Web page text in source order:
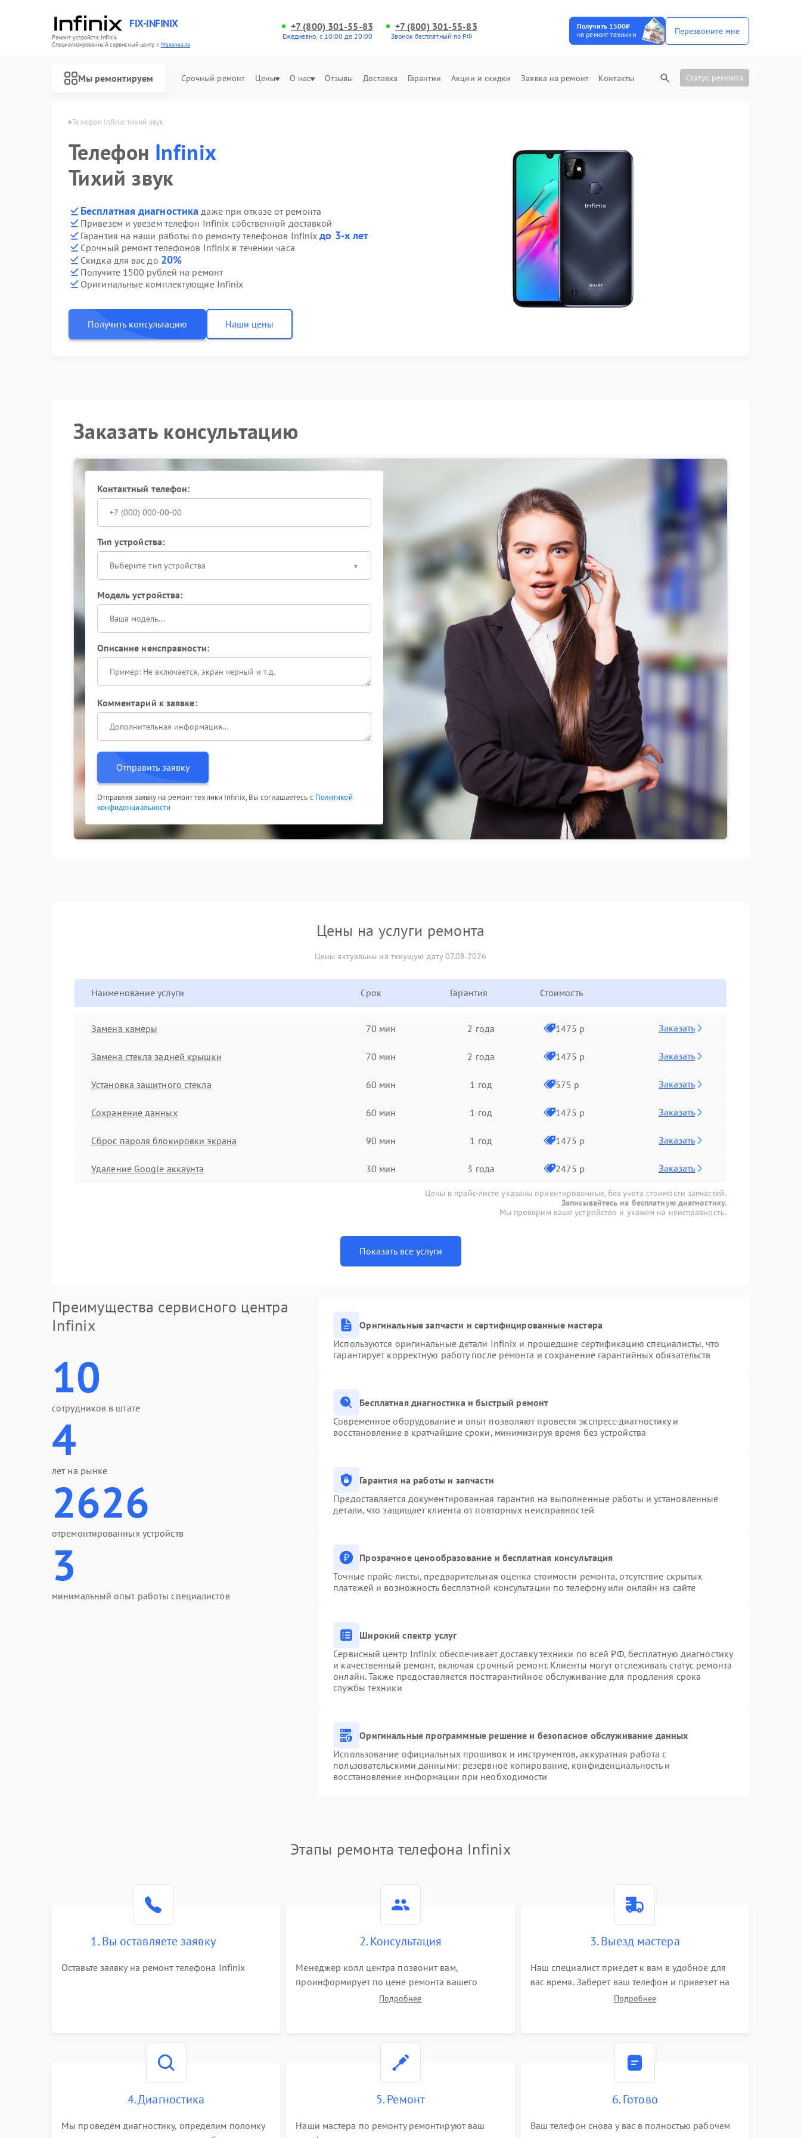
FIX-INFINIX
Ремонт устройств Infinix
Специализированный cервисный центр г.Махачкала
+7 (800) 301-55-83
Ежедневно, с 10:00 до 20:00
+7 (800) 301-55-83
Звонок бесплатный по РФ
Получить 1500₽
на ремонт техники
Перезвоните мне
Мы ремонтируем Срочный ремонт Цены О нас Отзывы Доставка Гарантии Акции и скидки Заявка на ремонт Контакты Статус ремонта
Infinix в Махачкале Телефон Infinix тихий звук
Телефон Infinix
Тихий звук
Бесплатная диагностика даже при отказе от ремонта
Привезем и увезем телефон Infinix собственной доставкой
Гарантия на наши работы по ремонту телефонов Infinixдо 3-х лет
Срочный ремонт телефонов Infinix в течении часа
Скидка для вас до 20%
Получите 1500 рублей на ремонт
Оригинальные комплектующие Infinix
Получить консультацию Наши цены
Заказать консультацию
Контактный телефон:
Тип устройства:
Выберите тип устройства
Модель устройства:
Описание неисправности:
Комментарий к заявке:
Отправить заявку
Отправляя заявку на ремонт техники Infinix, Вы соглашаетесь с Политикой
конфиденциальности
Цены на услуги ремонта
Цены актуальны на текущую дату 07.08.2026
Наименование услуги Срок Гарантия Стоимость
Замена камеры 70 мин 2 года 1475 р Заказать
Замена стекла задней крышки 70 мин 2 года 1475 р Заказать
Установка защитного стекла 60 мин 1 год 575 р Заказать
Сохранение данных 60 мин 1 год 1475 р Заказать
Сброс пароля блокировки экрана 90 мин 1 год 1475 р Заказать
Удаление Google аккаунта 30 мин 3 года 2475 р Заказать
Цены в прайс-листе указаны ориентировочные, без учета стоимости запчастей.
Записывайтесь на бесплатную диагностику.
Мы проверим ваше устройство и укажем на неисправность.
Показать все услуги
Преимущества сервисного центра
Infinix
10
сотрудников в штате
4
лет на рынке
2626
отремонтированных устройств
3
минимальный опыт работы специалистов
Оригинальные запчасти и сертифицированные мастера
Используются оригинальные детали Infinix и прошедшие сертификацию специалисты, что
гарантирует корректную работу после ремонта и сохранение гарантийных обязательств
Бесплатная диагностика и быстрый ремонт
Современное оборудование и опыт позволяют провести экспресс-диагностику и
восстановление в кратчайшие сроки, минимизируя время без устройства
Гарантия на работы и запчасти
Предоставляется документированная гарантия на выполненные работы и установленные
детали, что защищает клиента от повторных неисправностей
Прозрачное ценообразование и бесплатная консультация
Точные прайс-листы, предварительная оценка стоимости ремонта, отсутствие скрытых
платежей и возможность бесплатной консультации по телефону или онлайн на сайте
Широкий спектр услуг
Сервисный центр Infinix обеспечивает доставку техники по всей РФ, бесплатную диагностику
и качественный ремонт, включая срочный ремонт. Клиенты могут отслеживать статус ремонта
онлайн. Также предоставляется постгарантийное обслуживание для продления срока
службы техники
Оригинальные программные решение и безопасное обслуживание данных
Использование официальных прошивок и инструментов, аккуратная работа с
пользовательскими данными: резервное копирование, конфиденциальность и
восстановление информации при необходимости
Этапы ремонта телефона Infinix
1. Вы оставляете заявку
Оставьте заявку на ремонт телефона Infinix
2. Консультация
Менеджер колл центра позвонит вам,
проинформирует по цене ремонта вашего
телефона а также ответит на все ваши вопросы.
Подробнее
3. Выезд мастера
Наш специалист приедет к вам в удобное для
вас время. Заберет ваш телефон и привезет на
склад для диагностики.Подробнее
4. Диагностика
Мы проведем диагностику, определим поломку
5. Ремонт
Наши мастера по ремонту ремонтируют ваш
6. Готово
Ваш телефон снова у вас в полностью рабочем